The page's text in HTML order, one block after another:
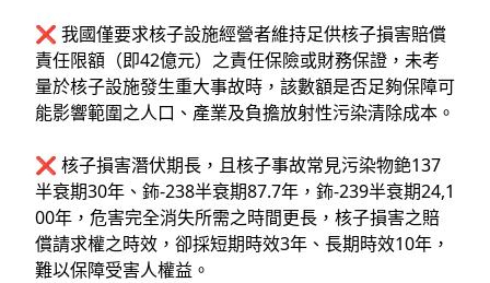
❌ 我國僅要求核子設施經營者維持足供核子損害賠償
責任限額（即42億元）之責任保險或財務保證，未考
量於核子設施發生重大事故時，該數額是否足夠保障可
能影響範圍之人口、產業及負擔放射性污染清除成本。
❌ 核子損害潛伏期長，且核子事故常見污染物銫137
半衰期30年、鈽-238半衰期87.7年，鈽-239半衰期24,1
00年，危害完全消失所需之時間更長，核子損害之賠
償請求權之時效，卻採短期時效3年、長期時效10年，
難以保障受害人權益。